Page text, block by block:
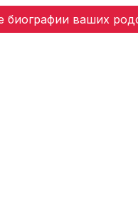
биографии ваших